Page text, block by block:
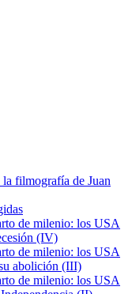
filmografía de Juan
de milenio: los USA
(IV)
de milenio: los USA
abolición (III)
de milenio: los USA